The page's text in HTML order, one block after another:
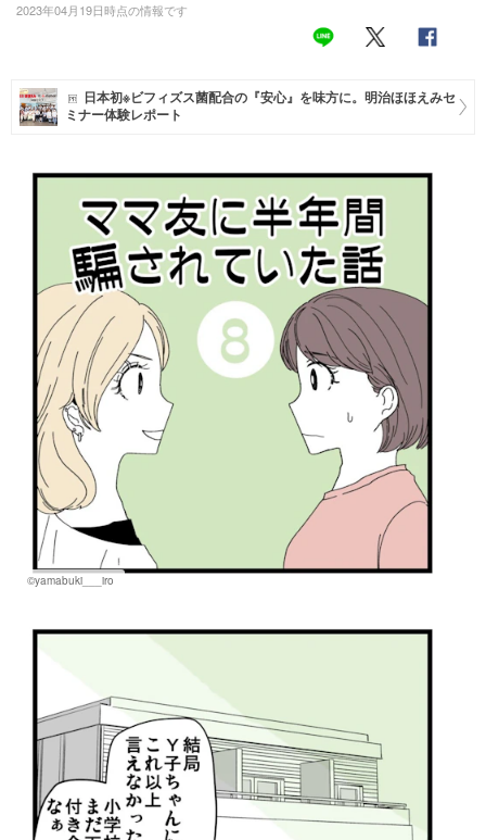
住まい
トレンド・イベント
2023年04月19日時点の情報です
日本初※ビフィズス菌配合の『安心』を味方に。明治ほほえみセ
ミナー体験レポート
©yamabuki___iro